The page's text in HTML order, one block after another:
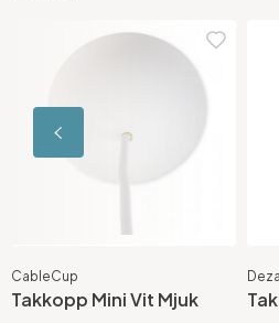
CableCup
Takkopp Mini Vit Mjuk
Dezall